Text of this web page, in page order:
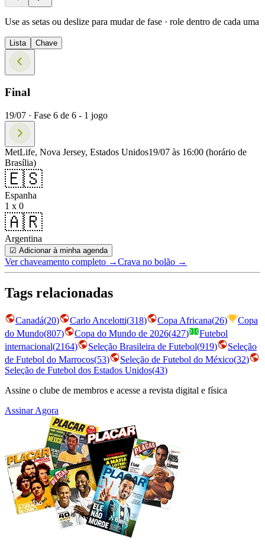
Use as setas ou deslize para mudar de fase · role dentro de cada uma
Lista Chave
Final
19/07 · Fase 6 de 6 - 1 jogo
MetLife, Nova Jersey, Estados Unidos19/07 às 16:00 (horário de
Brasília)
🇪🇸
Espanha
1 x 0
🇦🇷
Argentina
☑ Adicionar à minha agenda
Ver chaveamento completo →Crava no bolão →
Tags relacionadas
Canadá(20) Carlo Ancelotti(318) Copa Africana(26)
Copa
do Mundo(807) Copa do Mundo de 2026(427)
Futebol
internacional(2164) Seleção Brasileira de Futebol(919)
Seleção
de Futebol do Marrocos(53) Seleção de Futebol do México(32)
Seleção de Futebol dos Estados Unidos(43)
Assine o clube de membros e acesse a revista digital e física
Assinar Agora